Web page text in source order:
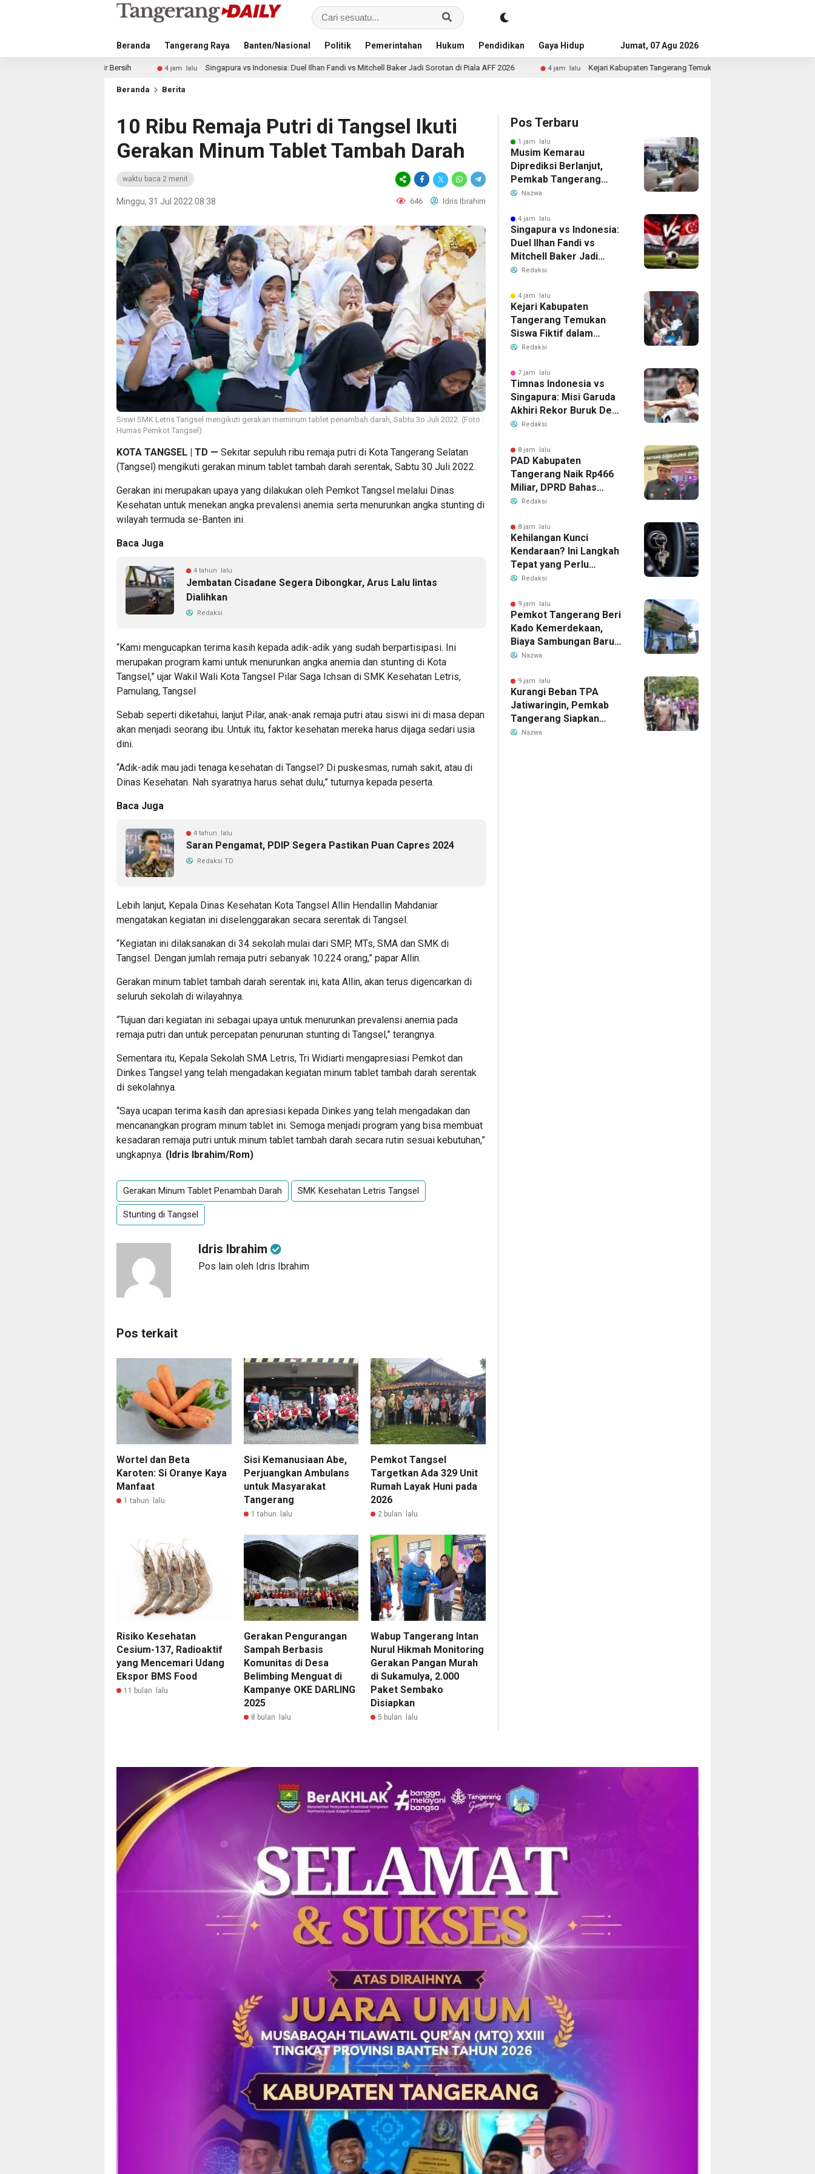
Beranda Tangerang Raya Banten/Nasional Politik Pemerintahan Hukum Pendidikan Gaya Hidup Advertorial
Jumat, 07 Agu 2026
Singapura vs Indonesia: Duel Ilhan Fandi vs Mitchell Baker Jadi Sorotan di Piala AFF 2026 4 jam lalu Kejari Kabupaten Tangerang Temukan Siswa Fiktif dalam Penyidikan Dana BOP PKBM
Beranda Berita
10 Ribu Remaja Putri di Tangsel Ikuti
Gerakan Minum Tablet Tambah Darah
waktu baca 2 menit
Minggu, 31 Jul 2022 08:38 646 Idris Ibrahim
Siswi SMK Letris Tangsel mengikuti gerakan meminum tablet penambah darah, Sabtu 3o Juli 2022. (Foto :
Humas Pemkot Tangsel)
KOTA TANGSEL | TD — Sekitar sepuluh ribu remaja putri di Kota Tangerang Selatan
(Tangsel) mengikuti gerakan minum tablet tambah darah serentak, Sabtu 30 Juli 2022.
Gerakan ini merupakan upaya yang dilakukan oleh Pemkot Tangsel melalui Dinas
Kesehatan untuk menekan angka prevalensi anemia serta menurunkan angka stunting di
wilayah termuda se-Banten ini.
Baca Juga
4 tahun lalu
Jembatan Cisadane Segera Dibongkar, Arus Lalu lintas
Dialihkan
Redaksi
“Kami mengucapkan terima kasih kepada adik-adik yang sudah berpartisipasi. Ini
merupakan program kami untuk menurunkan angka anemia dan stunting di Kota
Tangsel,” ujar Wakil Wali Kota Tangsel Pilar Saga Ichsan di SMK Kesehatan Letris,
Pamulang, Tangsel
Sebab seperti diketahui, lanjut Pilar, anak-anak remaja putri atau siswi ini di masa depan
akan menjadi seorang ibu. Untuk itu, faktor kesehatan mereka harus dijaga sedari usia
dini.
“Adik-adik mau jadi tenaga kesehatan di Tangsel? Di puskesmas, rumah sakit, atau di
Dinas Kesehatan. Nah syaratnya harus sehat dulu,” tuturnya kepada peserta.
Baca Juga
4 tahun lalu
Saran Pengamat, PDIP Segera Pastikan Puan Capres 2024
Redaksi TD
Lebih lanjut, Kepala Dinas Kesehatan Kota Tangsel Allin Hendallin Mahdaniar
mengatakan kegiatan ini diselenggarakan secara serentak di Tangsel.
“Kegiatan ini dilaksanakan di 34 sekolah mulai dari SMP, MTs, SMA dan SMK di
Tangsel. Dengan jumlah remaja putri sebanyak 10.224 orang,” papar Allin.
Gerakan minum tablet tambah darah serentak ini, kata Allin, akan terus digencarkan di
seluruh sekolah di wilayahnya.
“Tujuan dari kegiatan ini sebagai upaya untuk menurunkan prevalensi anemia pada
remaja putri dan untuk percepatan penurunan stunting di Tangsel,” terangnya.
Sementara itu, Kepala Sekolah SMA Letris, Tri Widiarti mengapresiasi Pemkot dan
Dinkes Tangsel yang telah mengadakan kegiatan minum tablet tambah darah serentak
di sekolahnya.
“Saya ucapan terima kasih dan apresiasi kepada Dinkes yang telah mengadakan dan
mencanangkan program minum tablet ini. Semoga menjadi program yang bisa membuat
kesadaran remaja putri untuk minum tablet tambah darah secara rutin sesuai kebutuhan,”
ungkapnya. (Idris Ibrahim/Rom)
Gerakan Minum Tablet Penambah Darah SMK Kesehatan Letris Tangsel
Stunting di Tangsel
Idris Ibrahim
Pos lain oleh Idris Ibrahim
Pos terkait
Wortel dan Beta
Karoten: Si Oranye Kaya
Manfaat
1 tahun lalu
Sisi Kemanusiaan Abe,
Perjuangkan Ambulans
untuk Masyarakat
Tangerang
1 tahun lalu
Pemkot Tangsel
Targetkan Ada 329 Unit
Rumah Layak Huni pada
2026
2 bulan lalu
Risiko Kesehatan
Cesium-137, Radioaktif
yang Mencemari Udang
Ekspor BMS Food
11 bulan lalu
Gerakan Pengurangan
Sampah Berbasis
Komunitas di Desa
Belimbing Menguat di
Kampanye OKE DARLING
2025
8 bulan lalu
Wabup Tangerang Intan
Nurul Hikmah Monitoring
Gerakan Pangan Murah
di Sukamulya, 2.000
Paket Sembako
Disiapkan
5 bulan lalu
Pos Terbaru
1 jam lalu
Musim Kemarau
Diprediksi Berlanjut,
Pemkab Tangerang
Siapkan Langkah
Bersih
Nazwa
4 jam lalu
Singapura vs Indonesia:
Duel Ilhan Fandi vs
Mitchell Baker Jadi
Sorotan di Piala AFF
Redaksi
4 jam lalu
Kejari Kabupaten
Tangerang Temukan
Siswa Fiktif dalam
Penyidikan Dana BOP
Redaksi
7 jam lalu
Timnas Indonesia vs
Singapura: Misi Garuda
Akhiri Rekor Buruk Demi
Tiket Semifinal Piala AFF
Redaksi
8 jam lalu
PAD Kabupaten
Tangerang Naik Rp466
Miliar, DPRD Bahas
Perubahan KUA-PPAS
Redaksi
8 jam lalu
Kehilangan Kunci
Kendaraan? Ini Langkah
Tepat yang Perlu
Dilakukan
Redaksi
9 jam lalu
Pemkot Tangerang Beri
Kado Kemerdekaan,
Biaya Sambungan Baru
Air Bersih Dipangkas
Nazwa
9 jam lalu
Kurangi Beban TPA
Jatiwaringin, Pemkab
Tangerang Siapkan
TPS3R Baru di Tigaraksa
Nazwa